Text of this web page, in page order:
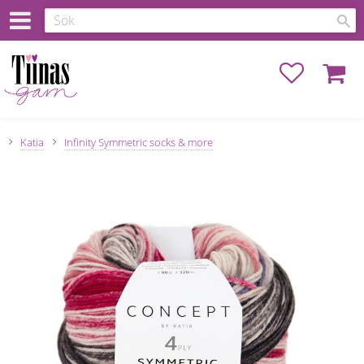
Favoriter
Katia Infinity Symmetric socks & more